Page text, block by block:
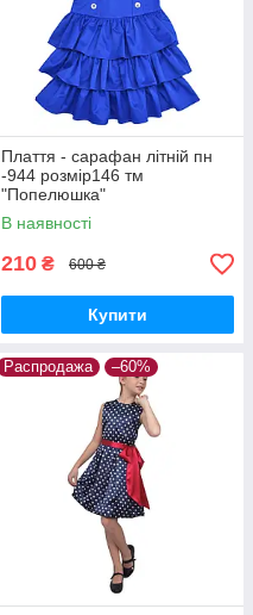
Плаття - сарафан літній пн
-944 розмір146 тм
"Попелюшка"
В наявності
210 ₴ 600 ₴
Купити
Распродажа –60%